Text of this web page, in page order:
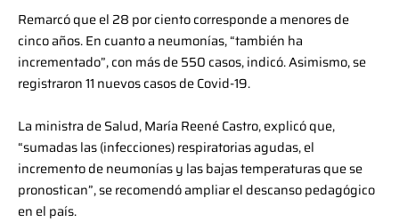
Remarcó que el 28 por ciento corresponde a menores de
cinco años. En cuanto a neumonías, “también ha
incrementado”, con más de 550 casos, indicó. Asimismo, se
registraron 11 nuevos casos de Covid-19.
La ministra de Salud, María Reené Castro, explicó que,
“sumadas las (infecciones) respiratorias agudas, el
incremento de neumonías y las bajas temperaturas que se
pronostican”, se recomendó ampliar el descanso pedagógico
en el país.